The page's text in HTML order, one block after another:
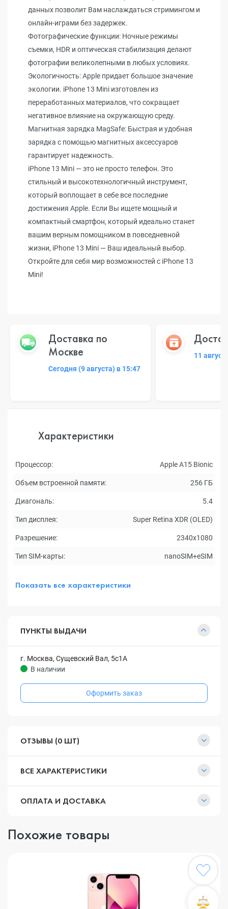
данных позволит Вам наслаждаться стримингом и
онлайн-играми без задержек.
Фотографические функции: Ночные режимы
съемки, HDR и оптическая стабилизация делают
фотографии великолепными в любых условиях.
Экологичность: Apple придает большое значение
экологии. iPhone 13 Mini изготовлен из
переработанных материалов, что сокращает
негативное влияние на окружающую среду.
Магнитная зарядка MagSafe: Быстрая и удобная
зарядка с помощью магнитных аксессуаров
гарантирует надежность.
iPhone 13 Mini — это не просто телефон. Это
стильный и высокотехнологичный инструмент,
который воплощает в себе все последние
достижения Apple. Если Вы ищете мощный и
компактный смартфон, который идеально станет
вашим верным помощником в повседневной
жизни, iPhone 13 Mini — Ваш идеальный выбор.
Откройте для себя мир возможностей с iPhone 13
Mini!
Доставка по
Москве
Сегодня (9 августа) в 15:47
11
Характеристики
Процессор: Apple A15 Bionic
Объем встроенной памяти: 256 ГБ
Диагональ: 5.4
Тип дисплея: Super Retina XDR (OLED)
Разрешение: 2340x1080
Тип SIM-карты: nanoSIM+eSIM
Показать все характеристики
ПУНКТЫ ВЫДАЧИ
г. Москва, Сущевский Вал, 5с1А
В наличии
Оформить заказ
ОТЗЫВЫ (0 ШТ)
ВСЕ ХАРАКТЕРИСТИКИ
ОПЛАТА И ДОСТАВКА
Похожие товары